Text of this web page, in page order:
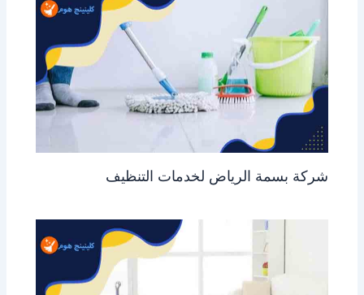
شركة بسمة الرياض لخدمات التنظيف